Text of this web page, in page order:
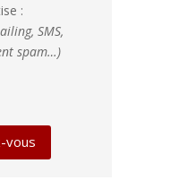
:
SMS,
spam…)
vous